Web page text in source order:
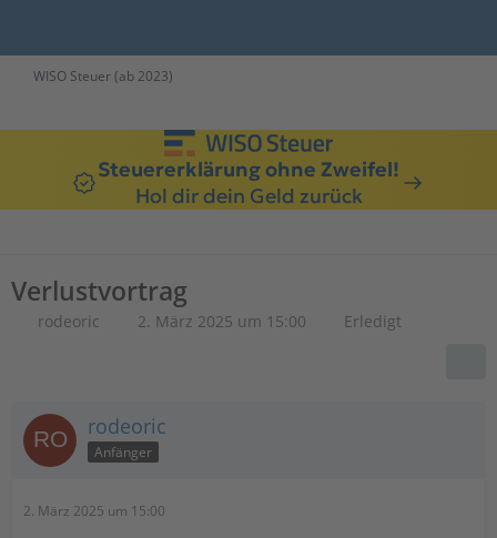
WISO Steuer (ab 2023)
Steuererklärung ohne Zweifel!
Hol dir dein Geld zurück
Verlustvortrag
rodeoric 2. März 2025 um 15:00 Erledigt
rodeoric
Anfänger
2. März 2025 um 15:00